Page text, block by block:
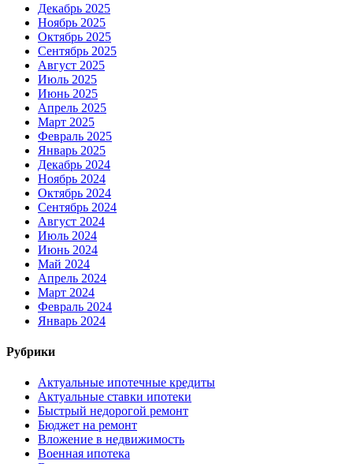
Декабрь 2025
Ноябрь 2025
Октябрь 2025
Сентябрь 2025
Август 2025
Июль 2025
Июнь 2025
Апрель 2025
Март 2025
Февраль 2025
Январь 2025
Декабрь 2024
Ноябрь 2024
Октябрь 2024
Сентябрь 2024
Август 2024
Июль 2024
Июнь 2024
Май 2024
Апрель 2024
Март 2024
Февраль 2024
Январь 2024
Рубрики
Актуальные ипотечные кредиты
Актуальные ставки ипотеки
Быстрый недорогой ремонт
Бюджет на ремонт
Вложение в недвижимость
Военная ипотека